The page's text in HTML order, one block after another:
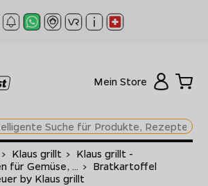
Mein Store
> Klaus grillt > Klaus grillt -
für Gemüse, ... > Bratkartoffel
by Klaus grillt